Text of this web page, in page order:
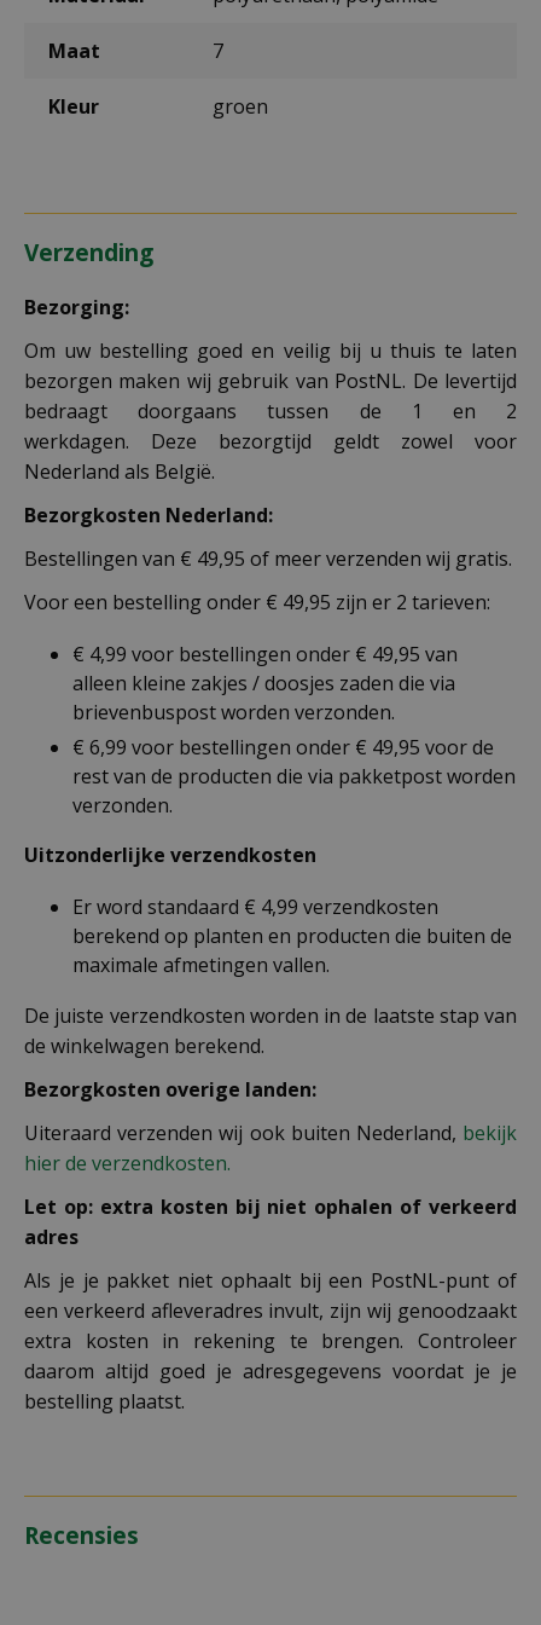
Maat 7
Kleur groen
Verzending
Bezorging:
Om uw bestelling goed en veilig bij u thuis te laten
bezorgen maken wij gebruik van PostNL. De levertijd
bedraagt doorgaans tussen de 1 en 2
werkdagen. Deze bezorgtijd geldt zowel voor
Nederland als België.
Bezorgkosten Nederland:
Bestellingen van € 49,95 of meer verzenden wij gratis.
Voor een bestelling onder € 49,95 zijn er 2 tarieven:
€ 4,99 voor bestellingen onder € 49,95 van
alleen kleine zakjes / doosjes zaden die via
brievenbuspost worden verzonden.
€ 6,99 voor bestellingen onder € 49,95 voor de
rest van de producten die via pakketpost worden
verzonden.
Uitzonderlijke verzendkosten
Er word standaard € 4,99 verzendkosten
berekend op planten en producten die buiten de
maximale afmetingen vallen.
De juiste verzendkosten worden in de laatste stap van
de winkelwagen berekend.
Bezorgkosten overige landen:
Uiteraard verzenden wij ook buiten Nederland, bekijk
hier de verzendkosten.
Let op: extra kosten bij niet ophalen of verkeerd
adres
Als je je pakket niet ophaalt bij een PostNL-punt of
een verkeerd afleveradres invult, zijn wij genoodzaakt
extra kosten in rekening te brengen. Controleer
daarom altijd goed je adresgegevens voordat je je
bestelling plaatst.
Recensies